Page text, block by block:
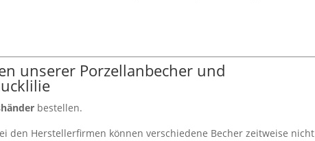
unserer Porzellanbecher und
bestellen.
den Herstellerfirmen können verschiedene Becher zeitweise nicht